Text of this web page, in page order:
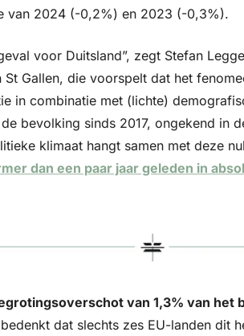
van 2024 (-0,2%) en 2023 (-0,3%).
voor Duitsland”, zegt Stefan
Gallen, die voorspelt dat het
in combinatie met (lichte)
bevolking sinds 2017, ongekend in
klimaat hangt samen met deze
dan een paar jaar geleden in
van 1,3% van het
dat slechts zes EU-landen dit